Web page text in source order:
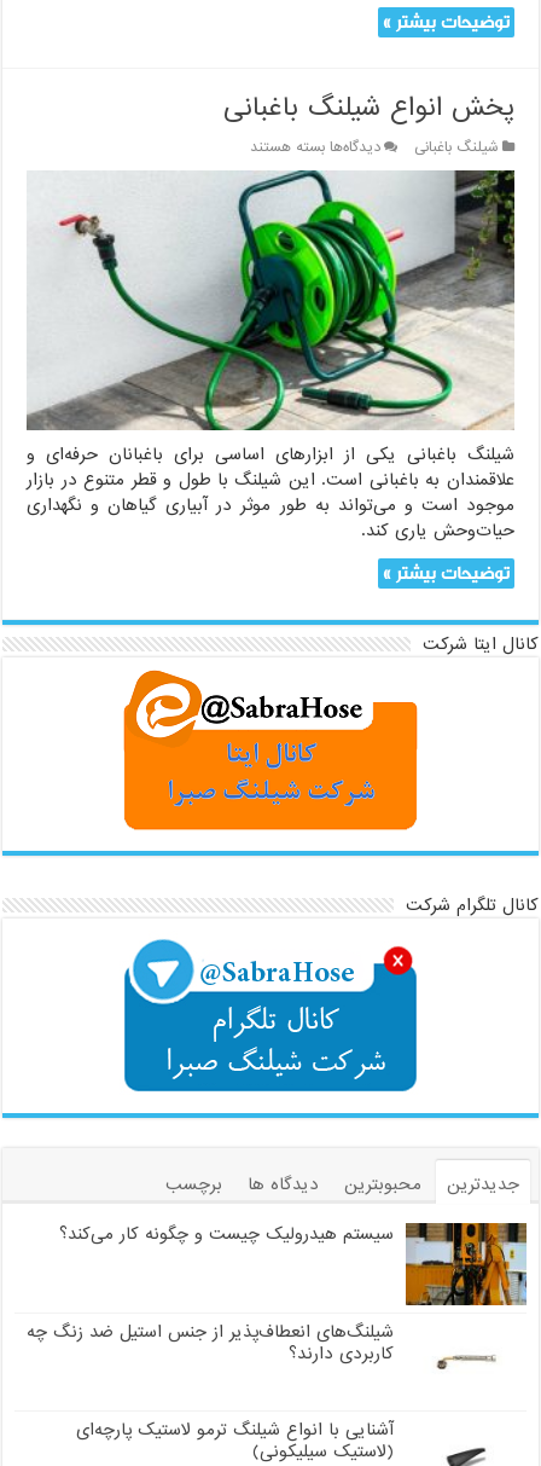
توضیحات بیشتر »
پخش انواع شیلنگ باغبانی
شیلنگ باغبانی دیدگاه‌هابرای
پخش
انواع
شیلنگ
باغبانی
بسته هستند
شیلنگ باغبانی یکی از ابزارهای اساسی برای باغبانان حرفه‌ای و
علاقمندان به باغبانی است. این شیلنگ با طول و قطر متنوع در بازار
موجود است و می‌تواند به طور موثر در آبیاری گیاهان و نگهداری
حیات‌وحش یاری کند.
توضیحات بیشتر »
کانال ایتا شرکت
کانال تلگرام شرکت
جدیدترین محبوبترین دیدگاه ها
برچسب
سیستم هیدرولیک چیست و چگونه کار می‌کند؟
شیلنگ‌های انعطاف‌پذیر از جنس استیل ضد زنگ چه
کاربردی دارند؟
آشنایی با انواع شیلنگ ترمو لاستیک پارچه‌ای
(لاستیک سیلیکونی)